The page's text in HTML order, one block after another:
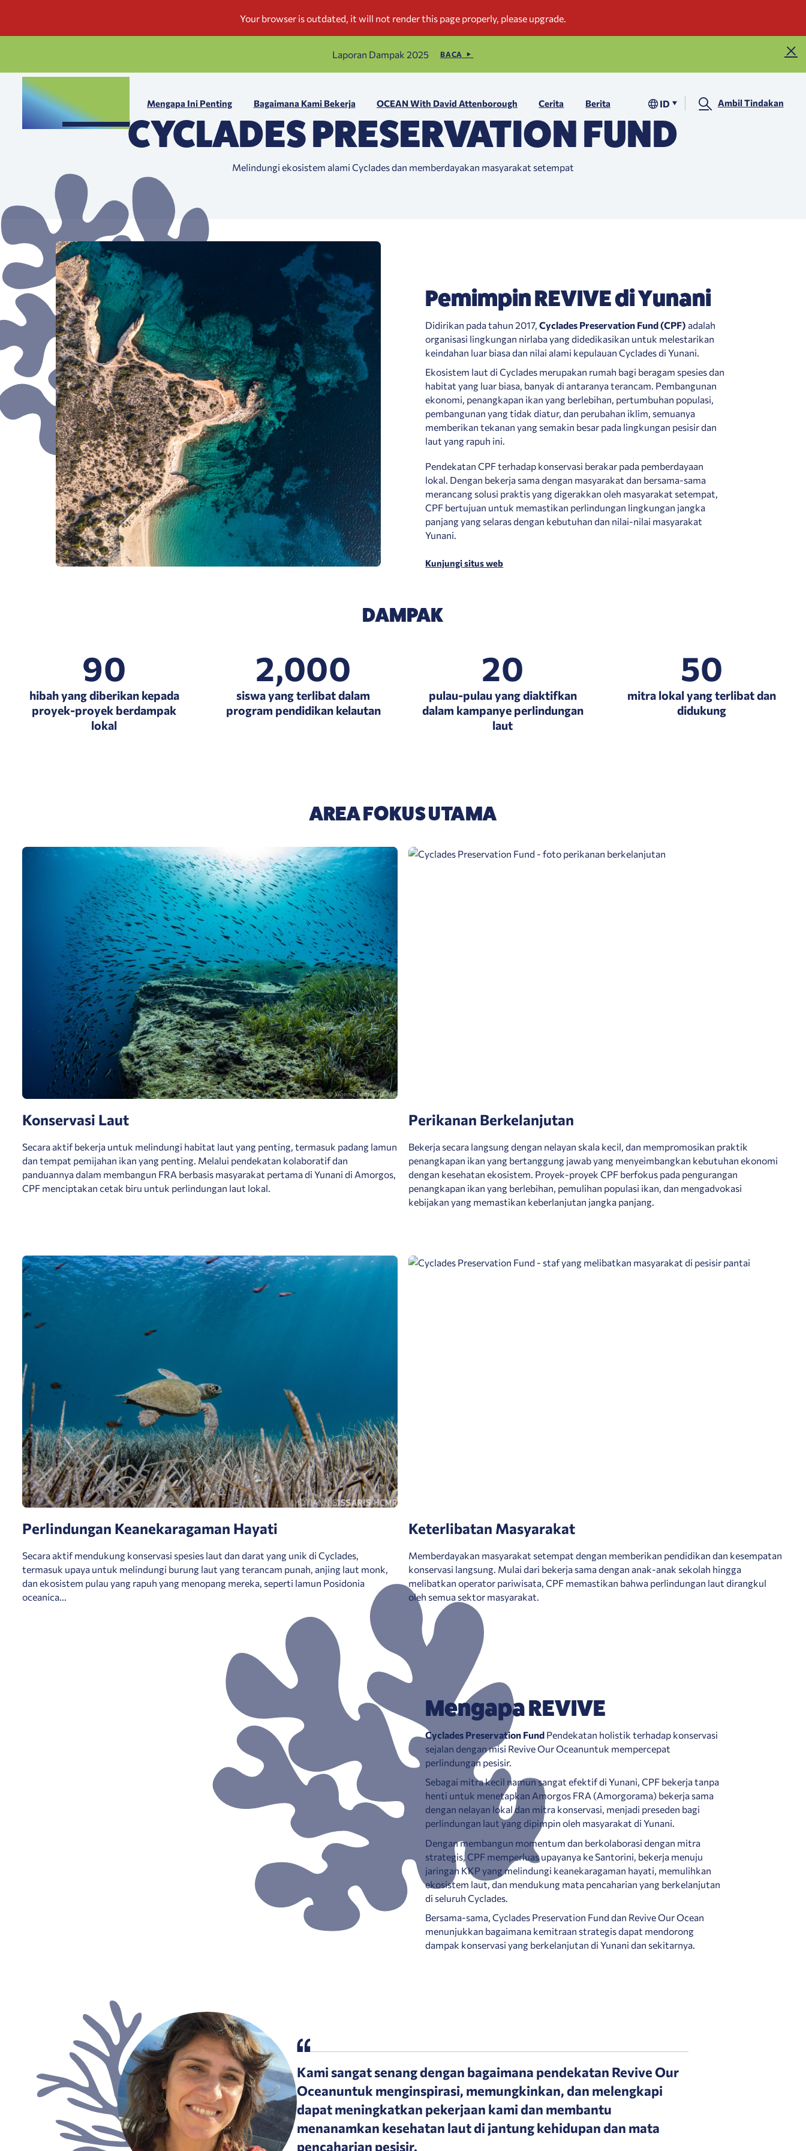
Laporan Dampak 2025 BACA
Mengapa Ini Penting Bagaimana Kami Bekerja OCEAN With David Attenborough Cerita Berita ID Ambil Tindakan
CYCLADES PRESERVATION FUND
Melindungi ekosistem alami Cyclades dan memberdayakan masyarakat setempat
Pemimpin REVIVE di Yunani
Didirikan pada tahun 2017,Cyclades Preservation Fund (CPF) adalah
organisasi lingkungan nirlaba yang didedikasikan untuk melestarikan
keindahan luar biasa dan nilai alami kepulauan Cyclades di Yunani.
Ekosistem laut di Cyclades merupakan rumah bagi beragam spesies dan
habitat yang luar biasa, banyak di antaranya terancam. Pembangunan
ekonomi, penangkapan ikan yang berlebihan, pertumbuhan populasi,
pembangunan yang tidak diatur, dan perubahan iklim, semuanya
memberikan tekanan yang semakin besar pada lingkungan pesisir dan
laut yang rapuh ini.
Pendekatan CPF terhadap konservasi berakar pada pemberdayaan
lokal. Dengan bekerja sama dengan masyarakat dan bersama-sama
merancang solusi praktis yang digerakkan oleh masyarakat setempat,
CPF bertujuan untuk memastikan perlindungan lingkungan jangka
panjang yang selaras dengan kebutuhan dan nilai-nilai masyarakat
Yunani.
Kunjungi situs web
DAMPAK
90
hibah yang diberikan kepada
proyek-proyek berdampak
lokal
2,000
siswa yang terlibat dalam
program pendidikan kelautan
20
pulau-pulau yang diaktifkan
dalam kampanye perlindungan
laut
50
mitra lokal yang terlibat dan
didukung
AREA FOKUS UTAMA
Konservasi Laut
Secara aktif bekerja untuk melindungi habitat laut yang penting, termasuk padang lamun
dan tempat pemijahan ikan yang penting. Melalui pendekatan kolaboratif dan
panduannya dalam membangun FRA berbasis masyarakat pertama di Yunani di Amorgos,
CPF menciptakan cetak biru untuk perlindungan laut lokal.
Perikanan Berkelanjutan
Bekerja secara langsung dengan nelayan skala kecil, dan mempromosikan praktik
penangkapan ikan yang bertanggung jawab yang menyeimbangkan kebutuhan ekonomi
dengan kesehatan ekosistem. Proyek-proyek CPF berfokus pada pengurangan
penangkapan ikan yang berlebihan, pemulihan populasi ikan, dan mengadvokasi
kebijakan yang memastikan keberlanjutan jangka panjang.
Perlindungan Keanekaragaman Hayati
Secara aktif mendukung konservasi spesies laut dan darat yang unik di Cyclades,
termasuk upaya untuk melindungi burung laut yang terancam punah, anjing laut monk,
dan ekosistem pulau yang rapuh yang menopang mereka, seperti lamun Posidonia
oceanica...
Keterlibatan Masyarakat
Memberdayakan masyarakat setempat dengan memberikan pendidikan dan kesempatan
konservasi langsung. Mulai dari bekerja sama dengan anak-anak sekolah hingga
melibatkan operator pariwisata, CPF memastikan bahwa perlindungan laut dirangkul
oleh semua sektor masyarakat.
Mengapa REVIVE
Cyclades Preservation Fund Pendekatan holistik terhadap konservasi
sejalan dengan misi Revive Our Oceanuntuk mempercepat
perlindungan pesisir.
Sebagai mitra kecil namun sangat efektif di Yunani, CPF bekerja tanpa
henti untuk menetapkan Amorgos FRA (Amorgorama) bekerja sama
dengan nelayan lokal dan mitra konservasi, menjadi preseden bagi
perlindungan laut yang dipimpin oleh masyarakat di Yunani.
Dengan membangun momentum dan berkolaborasi dengan mitra
strategis, CPF memperluas upayanya ke Santorini, bekerja menuju
jaringan KKP yang melindungi keanekaragaman hayati, memulihkan
ekosistem laut, dan mendukung mata pencaharian yang berkelanjutan
di seluruh Cyclades.
Bersama-sama, Cyclades Preservation Fund dan Revive Our Ocean
menunjukkan bagaimana kemitraan strategis dapat mendorong
dampak konservasi yang berkelanjutan di Yunani dan sekitarnya.
Kami sangat senang dengan bagaimana pendekatan Revive Our
Oceanuntuk menginspirasi, memungkinkan, dan melengkapi
dapat meningkatkan pekerjaan kami dan membantu
menanamkan kesehatan laut di jantung kehidupan dan mata
pencaharian pesisir.